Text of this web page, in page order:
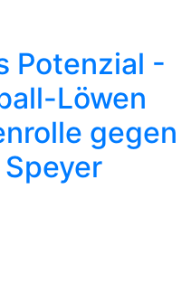
Potenzial -
Löwen
gegen